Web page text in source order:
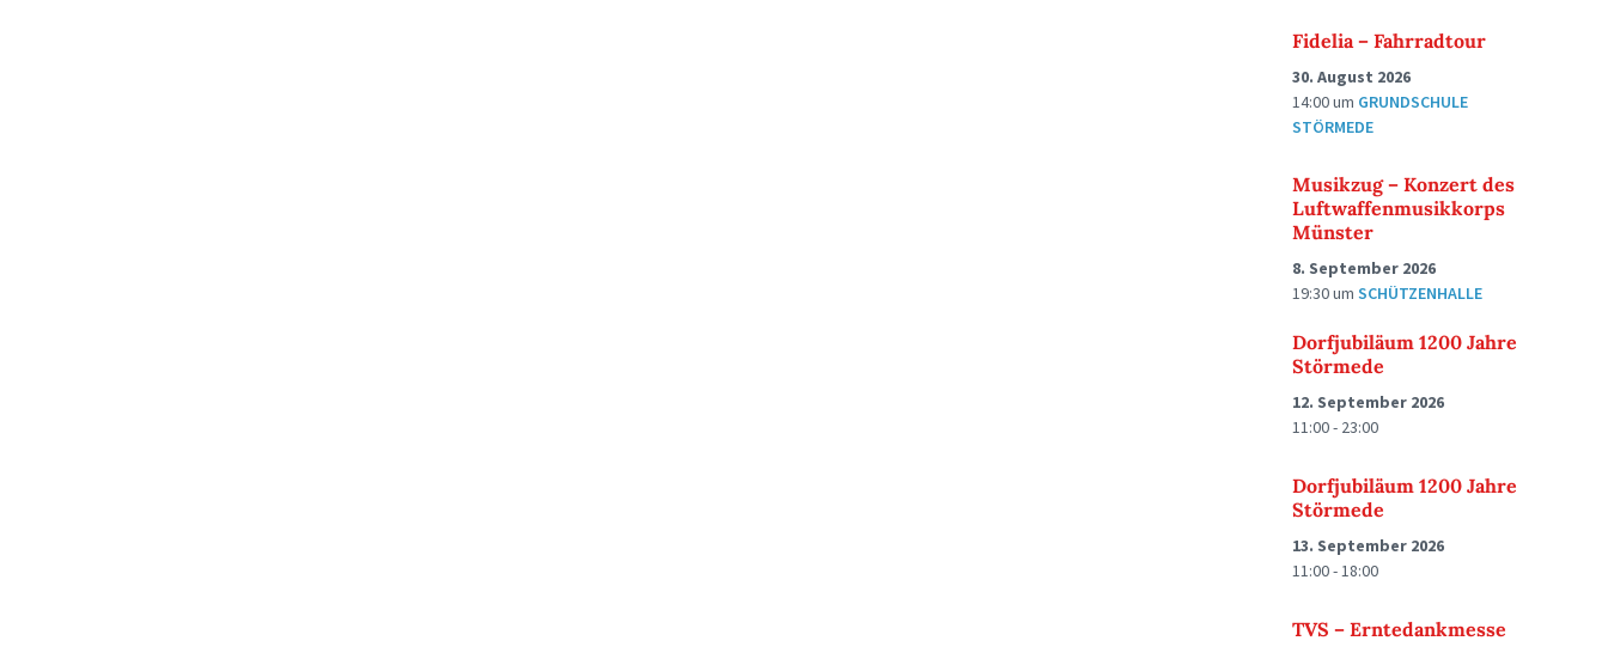
Fidelia – Fahrradtour
30. August 2026
14:00um GRUNDSCHULE
STÖRMEDE
Musikzug – Konzert des
Luftwaffenmusikkorps
Münster
8. September 2026
19:30umSCHÜTZENHALLE
Dorfjubiläum 1200 Jahre
Störmede
12. September 2026
11:00 - 23:00
Dorfjubiläum 1200 Jahre
Störmede
13. September 2026
11:00 - 18:00
TVS – Erntedankmesse